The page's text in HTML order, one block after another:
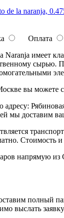
Оплата
имеет
вы можете
мы доставим
Стоимость
напрямую
полный
выслать